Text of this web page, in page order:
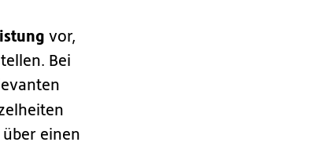
vor,
Bei
einen